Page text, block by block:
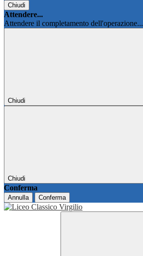
Chiudi
Attendere...
Attendere il completamento dell'operazione...
Chiudi
Chiudi
Conferma
Annulla Conferma